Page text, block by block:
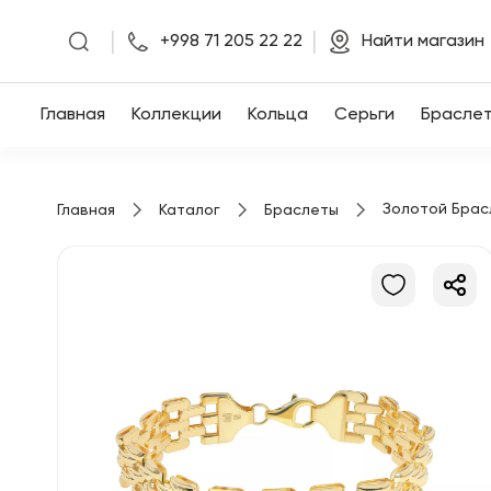
Главная
+998 71 205 22 22 Найти магазин
Главная Коллекции Кольца Серьги
Главная Каталог Браслеты Золотой